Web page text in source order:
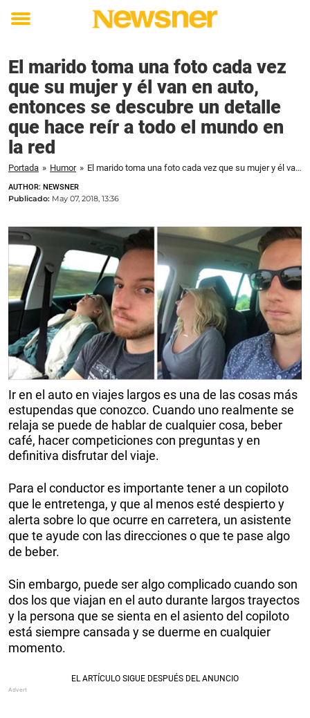
Toggle
El marido toma una foto cada vez
que su mujer y él van en auto,
entonces se descubre un detalle
que hace reír a todo el mundo en
la red
Portada » Humor » El marido toma una foto cada vez que su mujer y él van en auto, entonces se descubre un detalle que hace reír a todo el mundo en la red
AUTHOR: NEWSNER
Publicado: May 07, 2018, 13:36
Ir en el auto en viajes largos es una de las cosas más
estupendas que conozco. Cuando uno realmente se
relaja se puede de hablar de cualquier cosa, beber
café, hacer competiciones con preguntas y en
definitiva disfrutar del viaje.
Para el conductor es importante tener a un copiloto
que le entretenga, y que al menos esté despierto y
alerta sobre lo que ocurre en carretera, un asistente
que te ayude con las direcciones o que te pase algo
de beber.
Sin embargo, puede ser algo complicado cuando son
dos los que viajan en el auto durante largos trayectos
y la persona que se sienta en el asiento del copiloto
está siempre cansada y se duerme en cualquier
momento.